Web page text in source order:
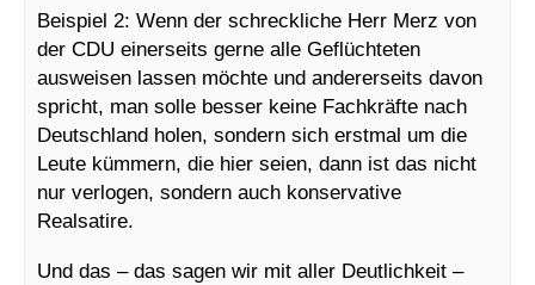
Beispiel 2: Wenn der schreckliche Herr Merz von
der CDU einerseits gerne alle Geflüchteten
ausweisen lassen möchte und andererseits davon
spricht, man solle besser keine Fachkräfte nach
Deutschland holen, sondern sich erstmal um die
Leute kümmern, die hier seien, dann ist das nicht
nur verlogen, sondern auch konservative
Realsatire.
Und das – das sagen wir mit aller Deutlichkeit –